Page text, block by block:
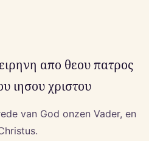
απο θεου πατρος
ιησου χριστου
van God onzen Vader, en